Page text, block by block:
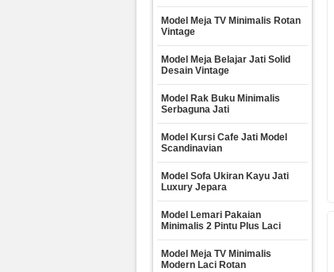
Model Meja TV Minimalis Rotan
Vintage
Model Meja Belajar Jati Solid
Desain Vintage
Model Rak Buku Minimalis
Serbaguna Jati
Model Kursi Cafe Jati Model
Scandinavian
Model Sofa Ukiran Kayu Jati
Luxury Jepara
Model Lemari Pakaian
Minimalis 2 Pintu Plus Laci
Model Meja TV Minimalis
Modern Laci Rotan